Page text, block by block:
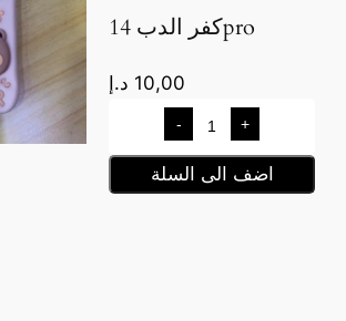
كفر الدب 14pro
10,00 د.إ
- +
اضف الى السلة